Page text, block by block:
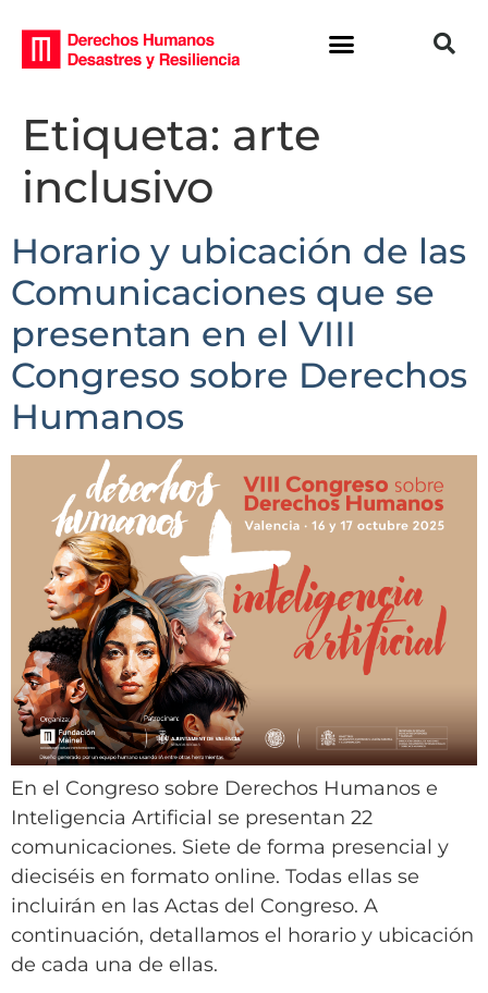
Etiqueta: arte
inclusivo
Horario y ubicación de las
Comunicaciones que se
presentan en el VIII
Congreso sobre Derechos
Humanos
En el Congreso sobre Derechos Humanos e
Inteligencia Artificial se presentan 22
comunicaciones. Siete de forma presencial y
dieciséis en formato online. Todas ellas se
incluirán en las Actas del Congreso. A
continuación, detallamos el horario y ubicación
de cada una de ellas.